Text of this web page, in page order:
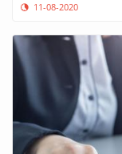
11-08-2020